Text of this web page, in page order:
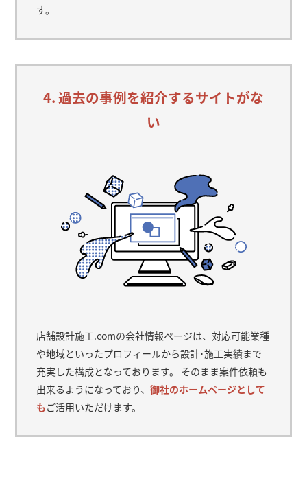
す。
4. 過去の事例を紹介するサイトがな
い
店舗設計施工.comの会社情報ページは、対応可能業種
や地域といったプロフィールから設計･施工実績まで
充実した構成となっております。 そのまま案件依頼も
出来るようになっており、御社のホームページとして
もご活用いただけます。